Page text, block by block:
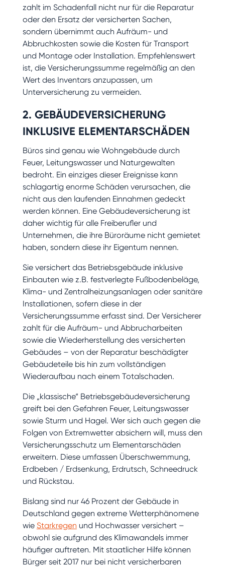
zahlt im Schadenfall nicht nur für die Reparatur
oder den Ersatz der versicherten Sachen,
sondern übernimmt auch Aufräum- und
Abbruchkosten sowie die Kosten für Transport
und Montage oder Installation. Empfehlenswert
ist, die Versicherungssumme regelmäßig an den
Wert des Inventars anzupassen, um
Unterversicherung zu vermeiden.
2. GEBÄUDEVERSICHERUNG
INKLUSIVE ELEMENTARSCHÄDEN
Büros sind genau wie Wohngebäude durch
Feuer, Leitungswasser und Naturgewalten
bedroht. Ein einziges dieser Ereignisse kann
schlagartig enorme Schäden verursachen, die
nicht aus den laufenden Einnahmen gedeckt
werden können. Eine Gebäudeversicherung ist
daher wichtig für alle Freiberufler und
Unternehmen, die ihre Büroräume nicht gemietet
haben, sondern diese ihr Eigentum nennen.
Sie versichert das Betriebsgebäude inklusive
Einbauten wie z.B. festverlegte Fußbodenbeläge,
Klima- und Zentralheizungsanlagen oder sanitäre
Installationen, sofern diese in der
Versicherungssumme erfasst sind. Der Versicherer
zahlt für die Aufräum- und Abbrucharbeiten
sowie die Wiederherstellung des versicherten
Gebäudes – von der Reparatur beschädigter
Gebäudeteile bis hin zum vollständigen
Wiederaufbau nach einem Totalschaden.
Die „klassische“ Betriebsgebäudeversicherung
greift bei den Gefahren Feuer, Leitungswasser
sowie Sturm und Hagel. Wer sich auch gegen die
Folgen von Extremwetter absichern will, muss den
Versicherungsschutz um Elementarschäden
erweitern. Diese umfassen Überschwemmung,
Erdbeben / Erdsenkung, Erdrutsch, Schneedruck
und Rückstau.
Bislang sind nur 46 Prozent der Gebäude in
Deutschland gegen extreme Wetterphänomene
wie Starkregen und Hochwasser versichert –
obwohl sie aufgrund des Klimawandels immer
häufiger auftreten. Mit staatlicher Hilfe können
Bürger seit 2017 nur bei nicht versicherbaren